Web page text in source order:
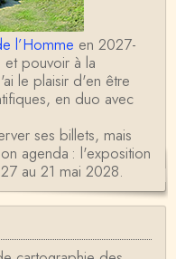
l’Homme en 2027-
pouvoir à la
le plaisir d'en être
en duo avec
ses billets, mais
agenda : l'exposition
au 21 mai 2028.